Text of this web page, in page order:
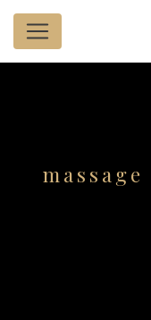
Panneau de gestion